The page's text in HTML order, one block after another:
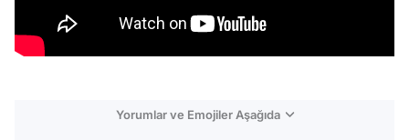
Yorumlar ve Emojiler Aşağıda